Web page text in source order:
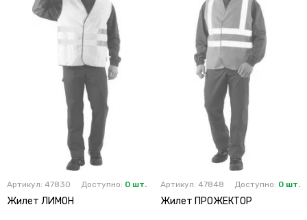
Артикул: 47830 Доступно: 0 шт.
Жилет ЛИМОН
Артикул: 47848 Доступно: 0 шт.
Жилет ПРОЖЕКТОР